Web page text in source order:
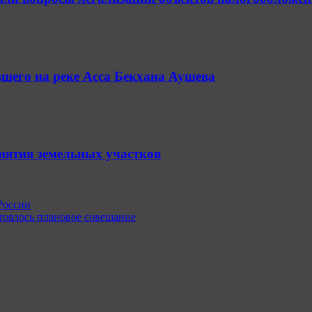
на реке Асса Бекхана Аушева
земельных участков
плановое совещание